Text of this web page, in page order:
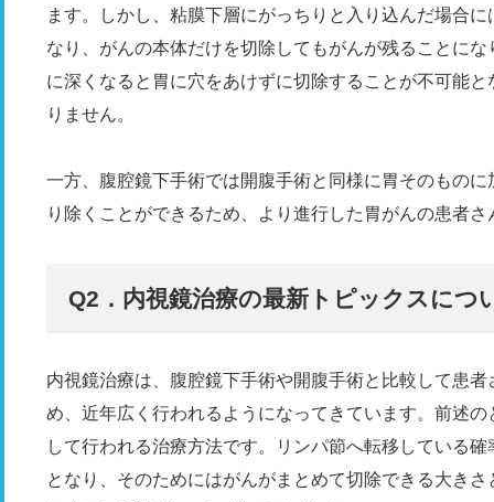
ます。しかし、粘膜下層にがっちりと入り込んだ場合
なり、がんの本体だけを切除してもがんが残ることに
に深くなると胃に穴をあけずに切除することが不可能
りません。
一方、腹腔鏡下手術では開腹手術と同様に胃そのもの
り除くことができるため、より進行した胃がんの患者
Q2．内視鏡治療の最新トピックスにつ
内視鏡治療は、腹腔鏡下手術や開腹手術と比較して患
め、近年広く行われるようになってきています。前述
して行われる治療方法です。リンパ節へ転移している
となり、そのためにはがんがまとめて切除できる大き